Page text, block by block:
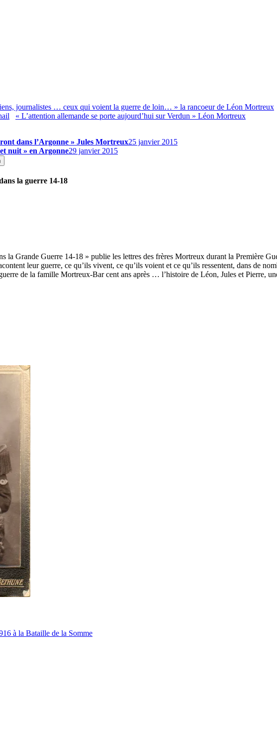
journalistes … ceux qui voient la guerre de loin… » la rancoeur de Léon Mortreux
« L’attention allemande se porte aujourd’hui sur Verdun » Léon Mortreux
dans l’Argonne » Jules Mortreux25 janvier 2015
nuit » en Argonne29 janvier 2015
la guerre 14-18
la Grande Guerre 14-18 » publie les lettres des frères Mortreux durant la Première
leur guerre, ce qu’ils vivent, ce qu’ils voient et ce qu’ils ressentent, dans de
de la famille Mortreux-Bar cent ans après … l’histoire de Léon, Jules et Pierre,